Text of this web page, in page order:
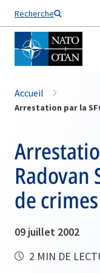
Recherche
Nom de famille*
Accueil
Radovan
de
09 juillet 2002
2 MIN DE